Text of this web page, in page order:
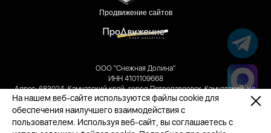
Продвижение сайтов
ООО "Снежная Долина"
ИНН 4101109668
Адрес: 683024, Камчатский край, город Петропавловск-Камчатский, ул.
Лукашевского, д. 19, кабинет 17
Единый реестр объектов классификации: №С412024006184
На нашем веб-сайте используются файлы cookie для
обеспечения наилучшего взаимодействия с
пользователем. Используя веб-сайт, вы соглашаетесь с